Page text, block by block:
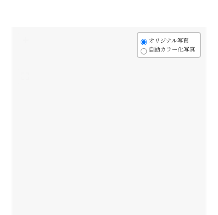
オリジナル写真
自動カラー化写真